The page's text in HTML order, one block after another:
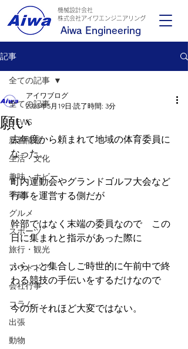
Aiwa Engineering
機械設計会社
​株式会社アイワエンジニアリング
記事
全ての記事
NEWS
新着情報
生活・文化
趣味・ホビー
季節
グルメ
スポーツ
旅行・観光
アウトドア
会社行事
コラム
出張
動物
全ての記事
願い
アイワブログ
2023年5月19日 読了時間: 3分
去年度から頼まれて地域の体育委員に
なった。
町内運動会やグランドゴルフ大会など
行事を運営する側だが
幹部ではなく末端の委員なので　この
日に集まれと指示があった際に
ふらっと集合しご時世的に午前中で終
わる競技の手伝いをするだけなので
今の所それほど大変ではない。